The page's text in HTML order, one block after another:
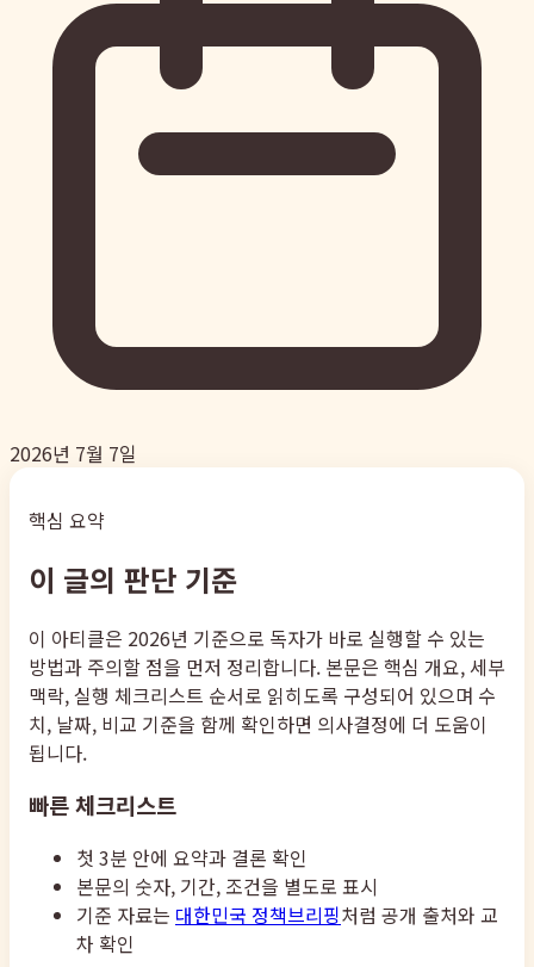
2026년 7월 7일
핵심 요약
이 글의 판단 기준
이 아티클은 2026년 기준으로 독자가 바로 실행할 수 있는
방법과 주의할 점을 먼저 정리합니다. 본문은 핵심 개요, 세부
맥락, 실행 체크리스트 순서로 읽히도록 구성되어 있으며 수
치, 날짜, 비교 기준을 함께 확인하면 의사결정에 더 도움이
됩니다.
빠른 체크리스트
첫 3분 안에 요약과 결론 확인
본문의 숫자, 기간, 조건을 별도로 표시
기준 자료는 대한민국 정책브리핑처럼 공개 출처와 교
차 확인